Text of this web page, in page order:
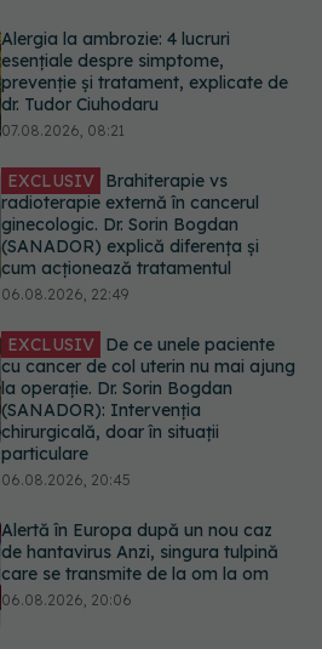
EXCLUSIV Brahiterapie vs
radioterapie externă în cancerul
ginecologic. Dr. Sorin Bogdan
(SANADOR) explică diferența și
06.08.2026, 22:49
EXCLUSIV De ce unele paciente
cu cancer de col uterin nu mai ajung
la operație. Dr. Sorin Bogdan
(SANADOR): Intervenția
particulare
06.08.2026, 20:45
Alertă în Europa după un nou caz
de hantavirus Anzi, singura tulpină
care se transmite de la om la om
06.08.2026, 20:06
Mii de angajați din Sănătate ar
putea primi salarii mai mari.
Sindicatele cer schimbarea legii
06.08.2026, 19:26